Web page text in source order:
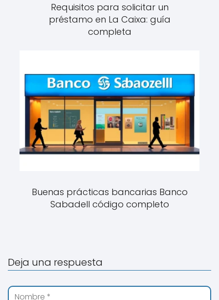
Requisitos para solicitar un
préstamo en La Caixa: guía
completa
Buenas prácticas bancarias Banco
Sabadell código completo
Deja una respuesta